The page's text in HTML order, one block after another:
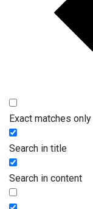
Exact matches only
Search in title
Search in content